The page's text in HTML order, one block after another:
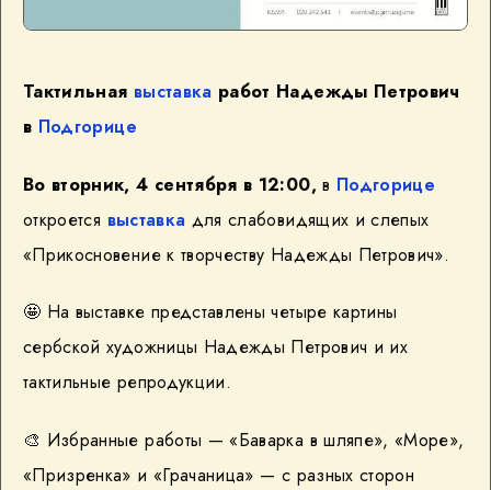
Тактильная выставка работ Надежды Петрович
в Подгорице
Во вторник, 4 сентября в 12:00,в Подгорице
откроется выставка для слабовидящих и слепых
«Прикосновение к творчеству Надежды Петрович».
🤩 На выставке представлены четыре картины
сербской художницы Надежды Петрович и их
тактильные репродукции.
🎨 Избранные работы — «Баварка в шляпе», «Море»,
«Призренка» и «Грачаница» — с разных сторон